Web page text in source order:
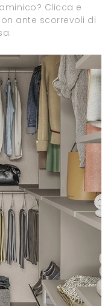
Clicca e
ante scorrevoli di